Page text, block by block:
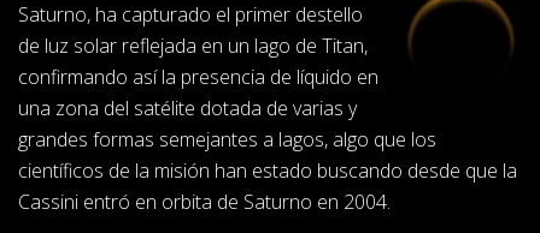
Saturno, ha capturado el primer destello
de luz solar reflejada en un lago de Titan,
confirmando así la presencia de líquido en
una zona del satélite dotada de varias y
grandes formas semejantes a lagos, algo que los
científicos de la misión han estado buscando desde que la
Cassini entró en orbita de Saturno en 2004.